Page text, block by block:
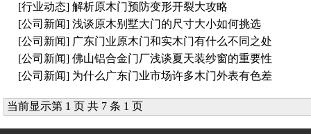
[行业动态] 解析原木门预防变形开裂大攻略
[公司新闻] 浅谈原木别墅大门的尺寸大小如何挑选
[公司新闻] 广东门业原木门和实木门有什么不同之处
[公司新闻] 佛山铝合金门厂浅谈夏天装纱窗的重要性
[公司新闻] 为什么广东门业市场许多木门外表有色差
当前显示第 1 页 共 7 条 1 页